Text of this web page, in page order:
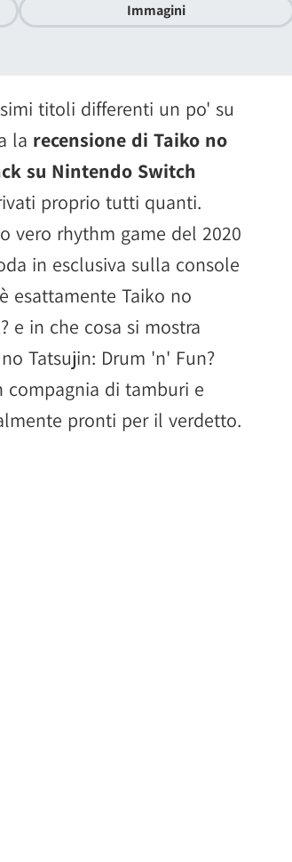
Immagini
titoli differenti un po' su
la recensione di Taiko no
su Nintendo Switch
proprio tutti quanti.
vero rhythm game del 2020
in esclusiva sulla console
esattamente Taiko no
e in che cosa si mostra
Tatsujin: Drum 'n' Fun?
compagnia di tamburi e
pronti per il verdetto.